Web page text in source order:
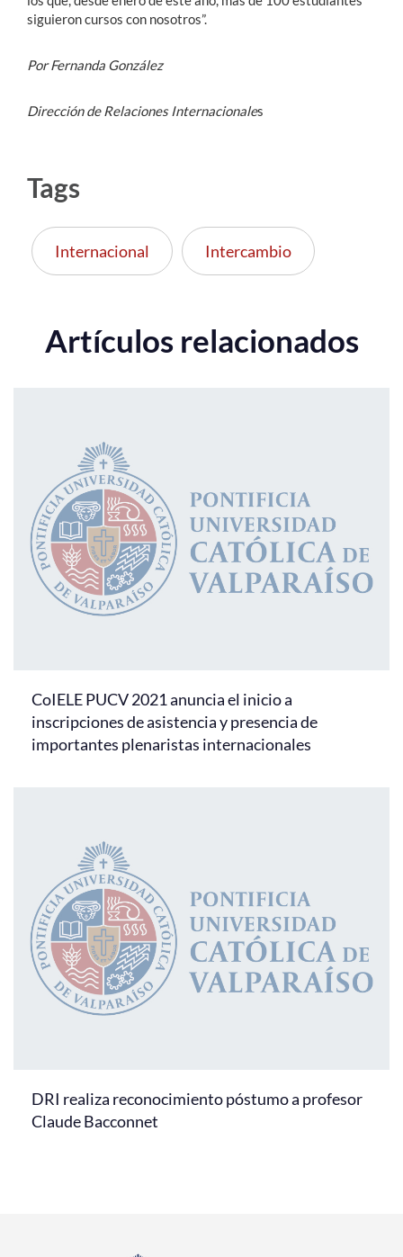
siguieron cursos con nosotros”.
Por Fernanda González
Dirección de Relaciones Internacionales
Tags
Internacional Intercambio
Artículos relacionados
CoIELE PUCV 2021 anuncia el inicio a
inscripciones de asistencia y presencia de
importantes plenaristas internacionales
DRI realiza reconocimiento póstumo a profesor
Claude Bacconnet